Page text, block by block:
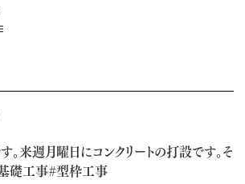
来週月曜日にコンクリートの打設です。そ
礎工事#型枠工事